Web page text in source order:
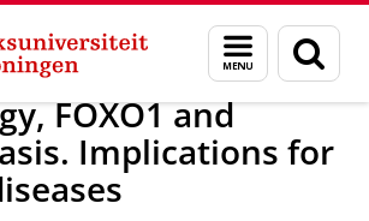
Menu
en
zoeken
Nieuws Nieuwsberichten
FOXO1 and
Implications for